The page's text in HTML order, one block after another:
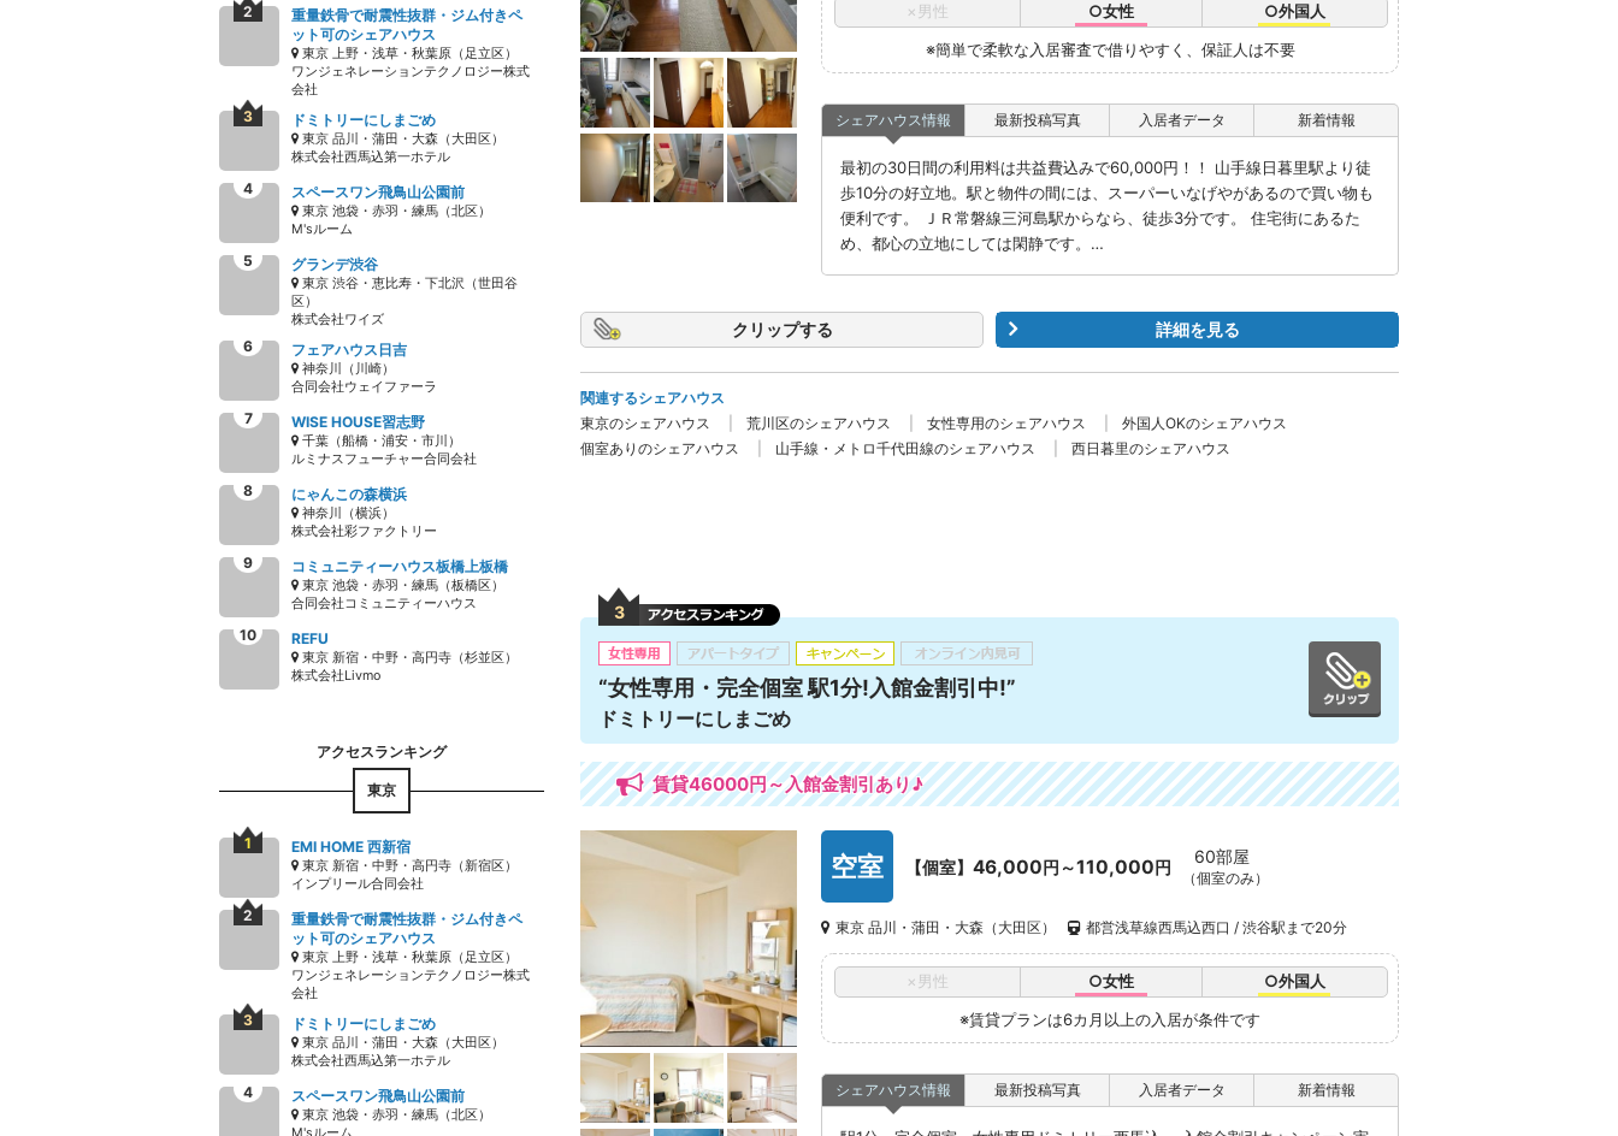
重量鉄骨で耐震性抜群・ジム付きペ
ット可のシェアハウス
東京 上野・浅草・秋葉原（足立区）
ワンジェネレーションテクノロジー株式
会社
ドミトリーにしまごめ
東京 品川・蒲田・大森（大田区）
株式会社西馬込第一ホテル
スペースワン飛鳥山公園前
東京 池袋・赤羽・練馬（北区）
M'sルーム
グランデ渋谷
東京 渋谷・恵比寿・下北沢（世田谷
区）
株式会社ワイズ
フェアハウス日吉
神奈川（川崎）
合同会社ウェイファーラ
WISE HOUSE習志野
千葉（船橋・浦安・市川）
ルミナスフューチャー合同会社
にゃんこの森横浜
神奈川（横浜）
株式会社彩ファクトリー
コミュニティーハウス板橋上板橋
東京 池袋・赤羽・練馬（板橋区）
合同会社コミュニティーハウス
REFU
東京 新宿・中野・高円寺（杉並区）
株式会社Livmo
東京
EMI HOME 西新宿
東京 新宿・中野・高円寺（新宿区）
インプリール合同会社
重量鉄骨で耐震性抜群・ジム付きペ
ット可のシェアハウス
東京 上野・浅草・秋葉原（足立区）
ワンジェネレーションテクノロジー株式
会社
ドミトリーにしまごめ
東京 品川・蒲田・大森（大田区）
株式会社西馬込第一ホテル
スペースワン飛鳥山公園前
東京 池袋・赤羽・練馬（北区）
×男性 ○女性
○外国人
※簡単で柔軟な入居審査で借りやすく、保証人は不要
シェアハウス情報
最初の30日間の利用料は共益費込みで60,000円！！ 山手線日暮里駅より徒
歩10分の好立地。駅と物件の間には、スーパーいなげやがあるので買い物も
便利です。 ＪＲ常磐線三河島駅からなら、徒歩3分です。 住宅街にあるた
め、都心の立地にしては閑静です。…
最新投稿写真 入居者データ 新着情報
クリップ 詳細を見る
関連するシェアハウス
東京のシェアハウス
荒川区のシェアハウス 女性専用のシェアハウス
外国人OKのシェアハウス
個室ありのシェアハウス
山手線・メトロ千代田線のシェアハウス 西日暮里のシェアハウス
3
“女性専用・完全個室 駅1分!入館金割引中!”
ドミトリーにしまごめ
賃貸46000円～入館金割引あり♪
空室 【個室】 46,000円～110,000円 60部屋
（個室のみ）
東京 品川・蒲田・大森（大田区） 都営浅草線西馬込西口 / 渋谷駅まで20分
×男性 ○女性
○外国人
※賃貸プランは6カ月以上の入居が条件です
シェアハウス情報 最新投稿写真 入居者データ 新着情報